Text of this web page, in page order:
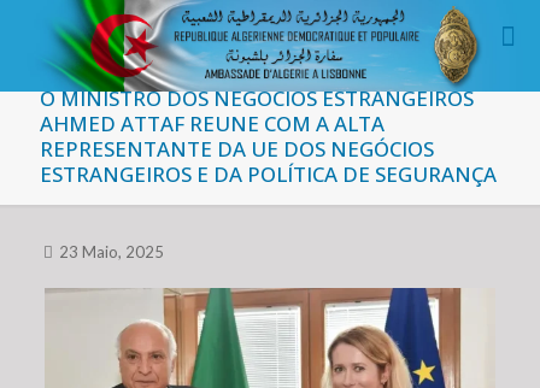
O MINISTRO DOS NEGÓCIOS ESTRANGEIROS
AHMED ATTAF REUNE COM A ALTA
REPRESENTANTE DA UE DOS NEGÓCIOS
ESTRANGEIROS E DA POLÍTICA DE SEGURANÇA
23 Maio, 2025